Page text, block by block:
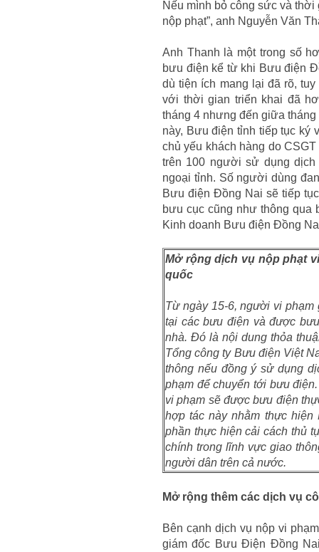
Nếu mình bỏ công sức và
nộp phạt”, anh Nguyễn Văn
Anh Thanh là một trong số
bưu điện kể từ khi Bưu điện
dù tiện ích mang lại đã rõ,
với thời gian triển khai đã
tháng 4 nhưng đến giữa
này, Bưu điện tỉnh tiếp tục ký
chủ yếu khách hàng do
trên 100 người sử dụng dịch
ngoại tỉnh. Số người dùng
Bưu điện Đồng Nai sẽ tiếp
bưu cục cũng như thông qua
Kinh doanh Bưu điện Đồng
Mở rộng dịch vụ nộp phạt
quốc
Từ ngày 15-6, người vi
tại các bưu điện và được
nhà. Đó là nội dung thỏa
Tổng công ty Bưu điện Việt
thông nếu đồng ý sử dụng
phạm để chuyển tới bưu
vi phạm sẽ được bưu điện
hợp tác này nhằm thực hiện
phần thực hiện cải cách thủ
chính trong lĩnh vực giao
người dân trên cả nước.
Mở rộng thêm các dịch vụ
Bên cạnh dịch vụ nộp vi
giám đốc Bưu Điện Đồng